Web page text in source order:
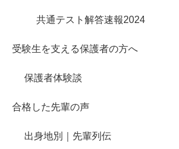
共通テスト解答速報2024
受験生を支える保護者の方へ
保護者体験談
合格した先輩の声
出身地別｜先輩列伝